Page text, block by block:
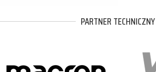
PARTNER TECHNICZNY